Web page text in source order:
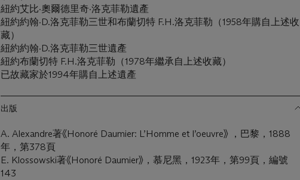
紐約艾比·奧爾德里奇·洛克菲勒遺產
紐約約翰·D.洛克菲勒三世和布蘭切特 F.H.洛克菲勒（1958年購自上述收
藏）
紐約約翰·D.洛克菲勒三世遺產
紐約布蘭切特 F.H.洛克菲勒（1978年繼承自上述收藏）
已故藏家於1994年購自上述遺產
出版
A. Alexandre著《Honoré Daumier: L’Homme et l’oeuvre》 ，巴黎，1888
年，第378頁
E. Klossowski著《Honoré Daumier》，慕尼黑，1923年，第99頁，編號
143